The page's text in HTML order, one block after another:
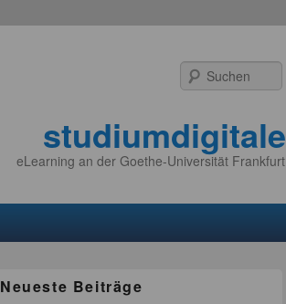
studiumdigitale
eLearning an der Goethe-Universität Frankfurt
Neueste Beiträge